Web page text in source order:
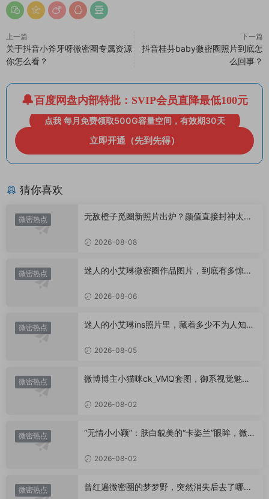
上一篇
关于抖音小斧牙呀微密圈专属资源
你怎么看？
下一篇
抖音桂芬baby微密圈照片到底怎
么回事？
百度网盘内部特批：SVIP会员直降最低100元
点我 每月免费领取500G容量空间，有效期30天
立即开通（先到先得）
猜你喜欢
微密热点
无敌橙子觅圈新照片出炉？颜值直接封神太惊
2026-08-08
微密热点
迷人的小艾琳微密圈作品图片，到底有多惊
2026-08-06
微密热点
迷人的小艾琳ins照片里，藏着多少不为人知的
2026-08-05
微密热点
微博博主小猫咪ck_VMQ套图，御系视觉魅力
2026-08-02
微密热点
“无情小小颖”：肤白貌美的“卡姿兰”眼眸，微密
2026-08-02
微密热点
曾红遍微密圈的梦梦野，突然消失后去了哪